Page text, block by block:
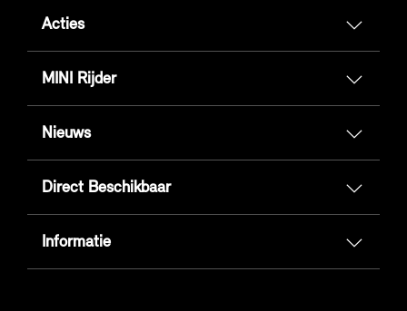
Acties
MINI Rijder
Nieuws
Direct Beschikbaar
Informatie